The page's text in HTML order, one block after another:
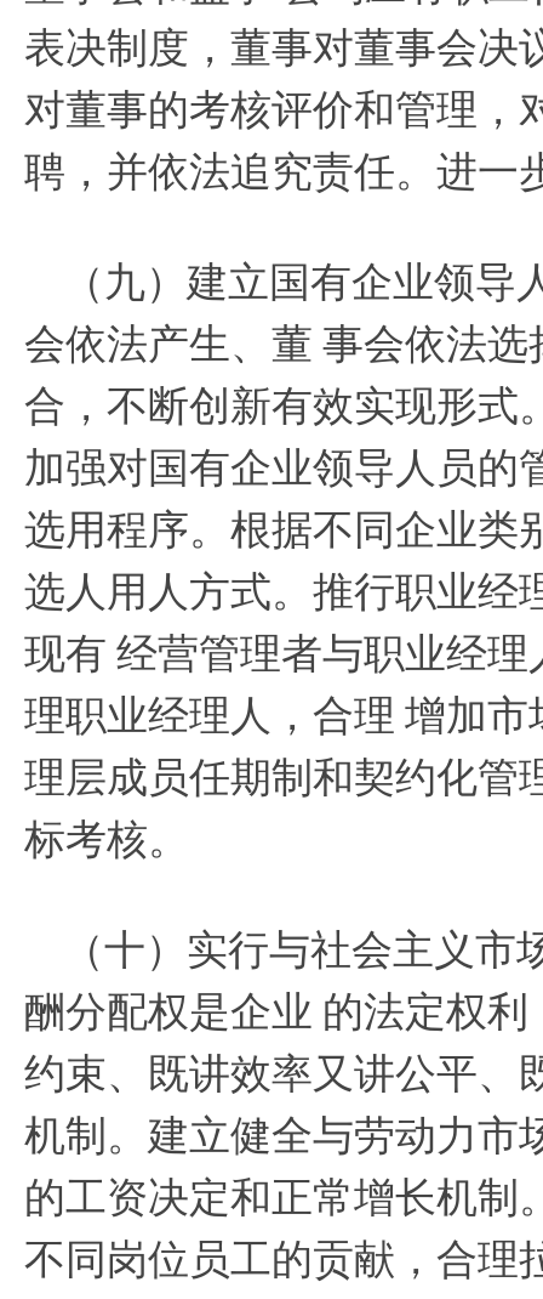
表决制度，董事对董事会决
对董事的考核评价和管理，
聘，并依法追究责任。进一
（九）建立国有企业领
会依法产生、董 事会依法选
合，不断创新有效实现形式
加强对国有企业领导人员的
选用程序。根据不同企业类
选人用人方式。推行职业经
现有 经营管理者与职业经
理职业经理人，合理 增加市
理层成员任期制和契约化管
标考核。
（十）实行与社会主义
酬分配权是企业 的法定权
约束、既讲效率又讲公平、
机制。建立健全与劳动力市
的工资决定和正常增长机制
不同岗位员工的贡献，合理